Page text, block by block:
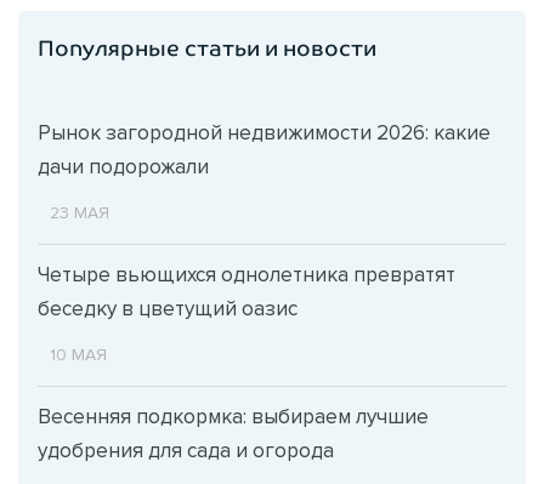
Популярные статьи и новости
Рынок загородной недвижимости 2026: какие
дачи подорожали
23 МАЯ
Четыре вьющихся однолетника превратят
беседку в цветущий оазис
10 МАЯ
Весенняя подкормка: выбираем лучшие
удобрения для сада и огорода